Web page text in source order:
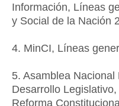
Información, Líneas
y Social de la Nación
4. MinCI, Líneas
5. Asamblea
Desarrollo
Reforma